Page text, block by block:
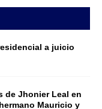
a juicio
de Jhonier Leal en
Mauricio y